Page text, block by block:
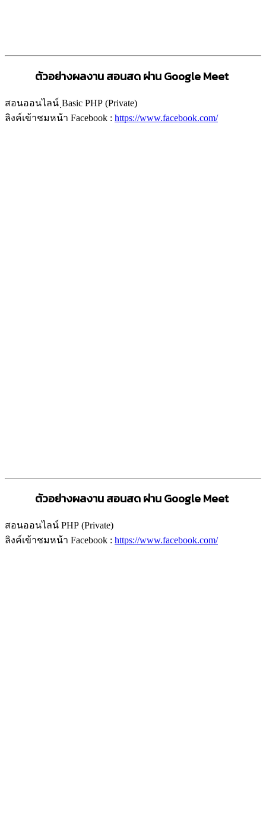
ตัวอย่างผลงาน สอนสด ผ่านGoogle Meet
สอนออนไลน์ ฺBasic PHP (Private)
ลิงค์เข้าชมหน้า Facebook : https://www.facebook.com/
ตัวอย่างผลงาน สอนสด ผ่านGoogle Meet
สอนออนไลน์ PHP (Private)
ลิงค์เข้าชมหน้า Facebook : https://www.facebook.com/